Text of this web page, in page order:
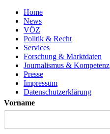
Home
News
VÖZ
Politik & Recht
Services
Forschung & Marktdaten
Journalismus & Kompetenz
Presse
Impressum
Datenschutzerklärung
Vorname